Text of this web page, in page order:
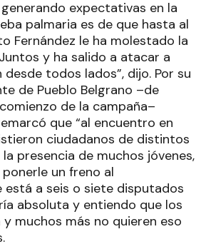
cualitativo para una acción
expectativas en la
palmaria es de que hasta al
Fernández le ha molestado la
y ha salido a atacar a
todos lados”, dijo. Por su
de Pueblo Belgrano –de
de la campaña–
que “al encuentro en
ciudadanos de distintos
presencia de muchos jóvenes,
un freno al
está a seis o siete disputados
absoluta y entiendo que los
muchos más no quieren eso